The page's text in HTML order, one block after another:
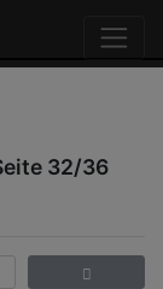
32/36